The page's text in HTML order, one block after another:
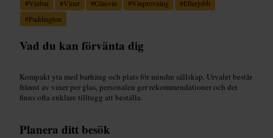
#Vinbar #Viner #Glasvin #Vinprovning #Efterjobb
#Paddington
Vad du kan förvänta dig
Kompakt yta med barhäng och plats för mindre sällskap. Urvalet består
främst av viner per glas, personalen ger rekommendationer och det
finns ofta enklare tilltugg att beställa.
Planera ditt besök